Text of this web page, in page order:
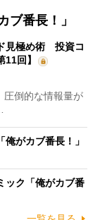
ブ番長！」
見極め術 投資コ
回】
倒的な情報量が
がカブ番長！」
ク「俺がカブ番